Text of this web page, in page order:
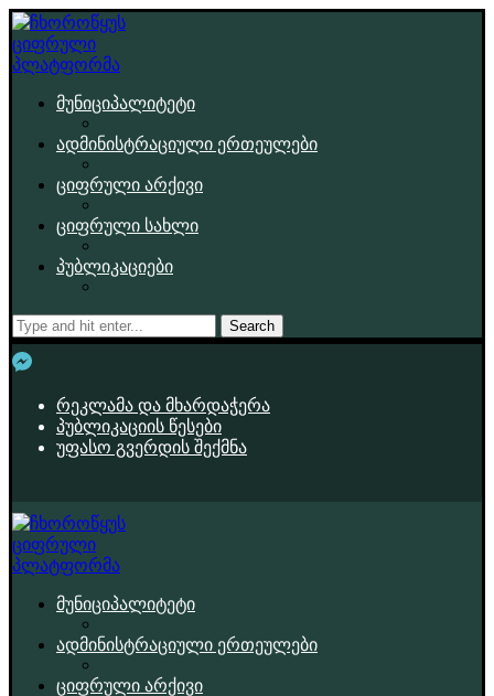
მუნიციპალიტეტი
ადმინისტრაციული ერთეულები
ციფრული არქივი
ციფრული სახლი
პუბლიკაციები
Search
რეკლამა და მხარდაჭერა
პუბლიკაციის წესები
უფასო გვერდის შექმნა
მუნიციპალიტეტი
ადმინისტრაციული ერთეულები
ციფრული არქივი